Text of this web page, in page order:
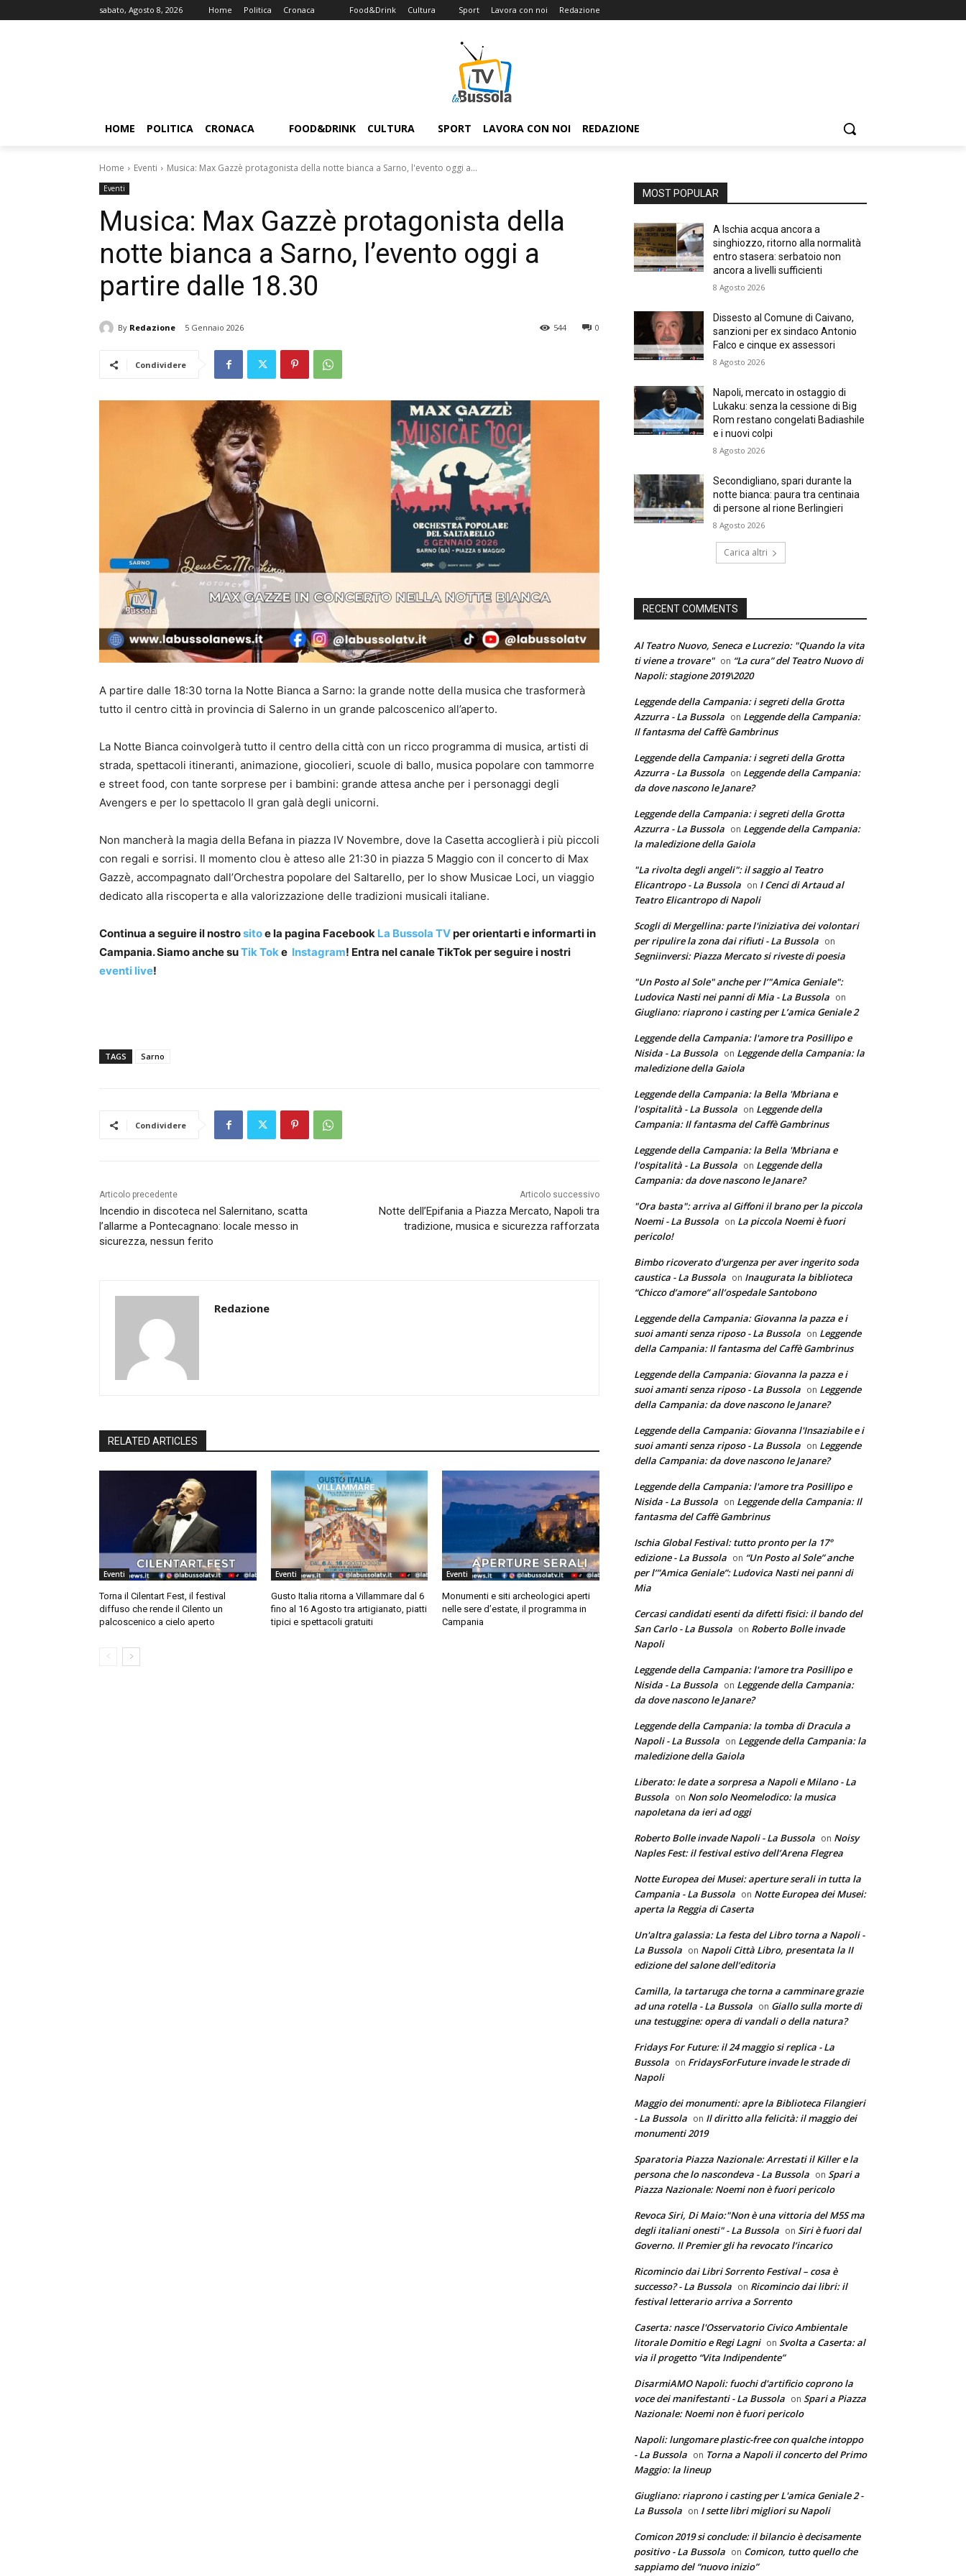
sabato, Agosto 8, 2026 Home Politica Cronaca Food&Drink Cultura Sport Lavora con noi Redazione
HOME POLITICA CRONACA FOOD&DRINK CULTURA SPORT LAVORA CON NOI REDAZIONE
Home Eventi Musica: Max Gazzè protagonista della notte bianca a Sarno, l'evento oggi a...
Eventi
Musica: Max Gazzè protagonista della
notte bianca a Sarno, l’evento oggi a
partire dalle 18.30
By Redazione 5 Gennaio 2026 0
544
Condividere
A partire dalle 18:30 torna la Notte Bianca a Sarno: la grande notte della musica che trasformerà
tutto il centro città in provincia di Salerno in un grande palcoscenico all’aperto.
La Notte Bianca coinvolgerà tutto il centro della città con un ricco programma di musica, artisti di
strada, spettacoli itineranti, animazione, giocolieri, scuole di ballo, musica popolare con tammorre
e street food, con tante sorprese per i bambini: grande attesa anche per i personaggi degli
Avengers e per lo spettacolo Il gran galà degli unicorni.
Non mancherà la magia della Befana in piazza IV Novembre, dove la Casetta accoglierà i più piccoli
con regali e sorrisi. Il momento clou è atteso alle 21:30 in piazza 5 Maggio con il concerto di Max
Gazzè, accompagnato dall’Orchestra popolare del Saltarello, per lo show Musicae Loci, un viaggio
dedicato alla riscoperta e alla valorizzazione delle tradizioni musicali italiane.
Continua a seguire il nostrositoe la pagina Facebook La Bussola TVper orientarti e informarti in
Campania. Siamo anche suTik Toke Instagram! Entra nel canale TikTok per seguire i nostri
eventi live!
TAGS Sarno
Condividere
Articolo precedente
Incendio in discoteca nel Salernitano, scatta
l’allarme a Pontecagnano: locale messo in
sicurezza, nessun ferito
Articolo successivo
Notte dell’Epifania a Piazza Mercato, Napoli tra
tradizione, musica e sicurezza rafforzata
Redazione
RELATED ARTICLES
Eventi
Torna il Cilentart Fest, il festival
diffuso che rende il Cilento un
palcoscenico a cielo aperto
Eventi
Gusto Italia ritorna a Villammare dal 6
fino al 16 Agosto tra artigianato, piatti
tipici e spettacoli gratuiti
Eventi
Monumenti e siti archeologici aperti
nelle sere d’estate, il programma in
Campania
MOST POPULAR
A Ischia acqua ancora a
singhiozzo, ritorno alla normalità
entro stasera: serbatoio non
ancora a livelli sufficienti
8 Agosto 2026
Dissesto al Comune di Caivano,
sanzioni per ex sindaco Antonio
Falco e cinque ex assessori
8 Agosto 2026
Napoli, mercato in ostaggio di
Lukaku: senza la cessione di Big
Rom restano congelati Badiashile
e i nuovi colpi
8 Agosto 2026
Secondigliano, spari durante la
notte bianca: paura tra centinaia
di persone al rione Berlingieri
8 Agosto 2026
Carica altri
RECENT COMMENTS
Al Teatro Nuovo, Seneca e Lucrezio: "Quando la vita
ti viene a trovare" on “La cura” del Teatro Nuovo di
Napoli: stagione 2019\2020
Leggende della Campania: i segreti della Grotta
Azzurra - La Bussola on Leggende della Campania:
Il fantasma del Caffè Gambrinus
Leggende della Campania: i segreti della Grotta
Azzurra - La Bussola on Leggende della Campania:
da dove nascono le Janare?
Leggende della Campania: i segreti della Grotta
Azzurra - La Bussola on Leggende della Campania:
la maledizione della Gaiola
"La rivolta degli angeli": il saggio al Teatro
Elicantropo - La Bussola on I Cenci di Artaud al
Teatro Elicantropo di Napoli
Scogli di Mergellina: parte l'iniziativa dei volontari
per ripulire la zona dai rifiuti - La Bussola on
Segniinversi: Piazza Mercato si riveste di poesia
"Un Posto al Sole" anche per l’"Amica Geniale":
Ludovica Nasti nei panni di Mia - La Bussola on
Giugliano: riaprono i casting per L’amica Geniale 2
Leggende della Campania: l'amore tra Posillipo e
Nisida - La Bussola on Leggende della Campania: la
maledizione della Gaiola
Leggende della Campania: la Bella 'Mbriana e
l'ospitalità - La Bussola on Leggende della
Campania: Il fantasma del Caffè Gambrinus
Leggende della Campania: la Bella 'Mbriana e
l'ospitalità - La Bussola on Leggende della
Campania: da dove nascono le Janare?
"Ora basta": arriva al Giffoni il brano per la piccola
Noemi - La Bussola on La piccola Noemi è fuori
pericolo!
Bimbo ricoverato d'urgenza per aver ingerito soda
caustica - La Bussola on Inaugurata la biblioteca
“Chicco d’amore” all’ospedale Santobono
Leggende della Campania: Giovanna la pazza e i
suoi amanti senza riposo - La Bussola on Leggende
della Campania: Il fantasma del Caffè Gambrinus
Leggende della Campania: Giovanna la pazza e i
suoi amanti senza riposo - La Bussola on Leggende
della Campania: da dove nascono le Janare?
Leggende della Campania: Giovanna l'Insaziabile e i
suoi amanti senza riposo - La Bussola on Leggende
della Campania: da dove nascono le Janare?
Leggende della Campania: l'amore tra Posillipo e
Nisida - La Bussola on Leggende della Campania: Il
fantasma del Caffè Gambrinus
Ischia Global Festival: tutto pronto per la 17°
edizione - La Bussola on “Un Posto al Sole” anche
per l’”Amica Geniale”: Ludovica Nasti nei panni di
Mia
Cercasi candidati esenti da difetti fisici: il bando del
San Carlo - La Bussola on Roberto Bolle invade
Napoli
Leggende della Campania: l'amore tra Posillipo e
Nisida - La Bussola on Leggende della Campania:
da dove nascono le Janare?
Leggende della Campania: la tomba di Dracula a
Napoli - La Bussola on Leggende della Campania: la
maledizione della Gaiola
Liberato: le date a sorpresa a Napoli e Milano - La
Bussola on Non solo Neomelodico: la musica
napoletana da ieri ad oggi
Roberto Bolle invade Napoli - La Bussola on Noisy
Naples Fest: il festival estivo dell’Arena Flegrea
Notte Europea dei Musei: aperture serali in tutta la
Campania - La Bussola on Notte Europea dei Musei:
aperta la Reggia di Caserta
Un'altra galassia: La festa del Libro torna a Napoli -
La Bussola on Napoli Città Libro, presentata la II
edizione del salone dell’editoria
Camilla, la tartaruga che torna a camminare grazie
ad una rotella - La Bussola on Giallo sulla morte di
una testuggine: opera di vandali o della natura?
Fridays For Future: il 24 maggio si replica - La
Bussola on FridaysForFuture invade le strade di
Napoli
Maggio dei monumenti: apre la Biblioteca Filangieri
- La Bussola on Il diritto alla felicità: il maggio dei
monumenti 2019
Sparatoria Piazza Nazionale: Arrestati il Killer e la
persona che lo nascondeva - La Bussola on Spari a
Piazza Nazionale: Noemi non è fuori pericolo
Revoca Siri, Di Maio:"Non è una vittoria del M5S ma
degli italiani onesti" - La Bussola on Siri è fuori dal
Governo. Il Premier gli ha revocato l’incarico
Ricomincio dai Libri Sorrento Festival – cosa è
successo? - La Bussola on Ricomincio dai libri: il
festival letterario arriva a Sorrento
Caserta: nasce l'Osservatorio Civico Ambientale
litorale Domitio e Regi Lagni on Svolta a Caserta: al
via il progetto “Vita Indipendente”
DisarmiAMO Napoli: fuochi d'artificio coprono la
voce dei manifestanti - La Bussola on Spari a Piazza
Nazionale: Noemi non è fuori pericolo
Napoli: lungomare plastic-free con qualche intoppo
- La Bussola on Torna a Napoli il concerto del Primo
Maggio: la lineup
Giugliano: riaprono i casting per L'amica Geniale 2 -
La Bussola on I sette libri migliori su Napoli
Comicon 2019 si conclude: il bilancio è decisamente
positivo - La Bussola on Comicon, tutto quello che
sappiamo del “nuovo inizio”